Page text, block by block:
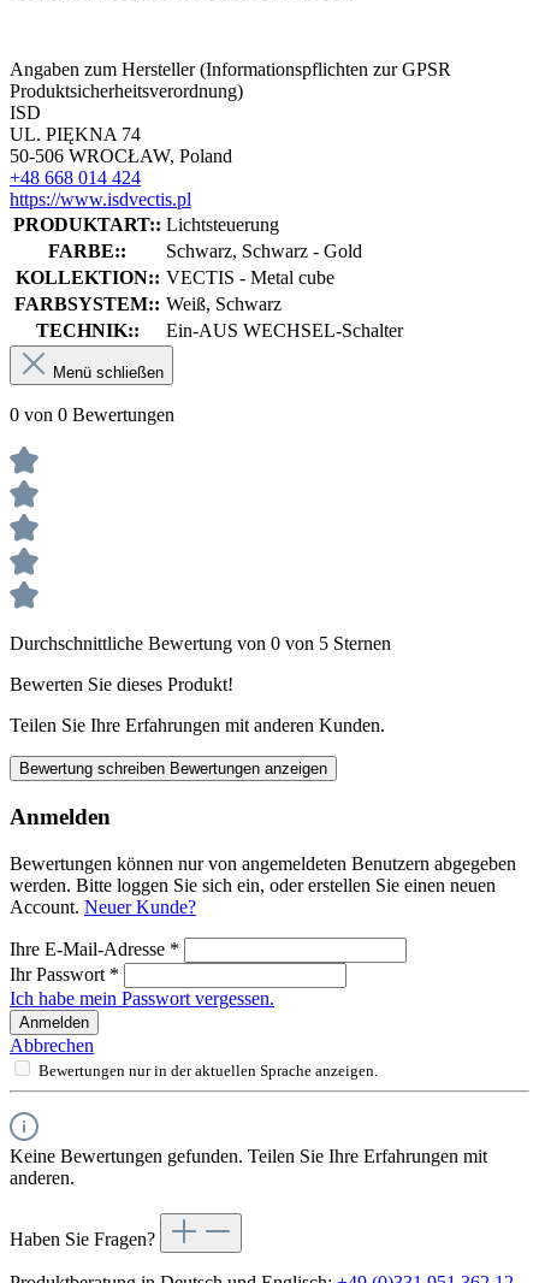
Angaben zum Hersteller (Informationspflichten zur GPSR
Produktsicherheitsverordnung)
ISD
UL. PIĘKNA 74
50-506 WROCŁAW, Poland
+48 668 014 424
https://www.isdvectis.pl
PRODUKTART:: Lichtsteuerung
FARBE::
Schwarz, Schwarz - Gold
KOLLEKTION:: VECTIS - Metal cube
FARBSYSTEM:: Weiß, Schwarz
TECHNIK::
Ein-AUS WECHSEL-Schalter
Menü schließen
0 von 0 Bewertungen
Durchschnittliche Bewertung von 0 von 5 Sternen
Bewerten Sie dieses Produkt!
Teilen Sie Ihre Erfahrungen mit anderen Kunden.
Bewertung schreiben Bewertungen anzeigen
Anmelden
Bewertungen können nur von angemeldeten Benutzern abgegeben
werden. Bitte loggen Sie sich ein, oder erstellen Sie einen neuen
Account. Neuer Kunde?
Ihre E-Mail-Adresse *
Ihr Passwort *
Ich habe mein Passwort vergessen.
Anmelden
Abbrechen
Bewertungen nur in der aktuellen Sprache anzeigen.
Keine Bewertungen gefunden. Teilen Sie Ihre Erfahrungen mit
anderen.
Haben Sie Fragen?